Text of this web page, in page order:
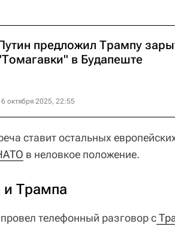
предложил Трампу
в Будапеште
октября 2025, 22:55
ставит остальных
в неловкое положение.
и Трампа
провел телефонный разговор с